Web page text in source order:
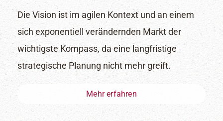
Die Vision ist im agilen Kontext und an einem
sich exponentiell verändernden Markt der
wichtigste Kompass, da eine langfristige
strategische Planung nicht mehr greift.
Mehr erfahren
Erhalte Updates zu Workshops und
Erfolgsgeschichten. Starte jetzt deine agile Reise.